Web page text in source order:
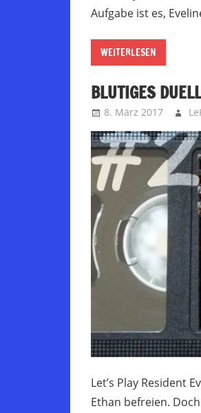
Aufgabe ist es,
WEITERLESEN
BLUTIGES
8. März 2017
Let’s Play Resident
Ethan befreien.